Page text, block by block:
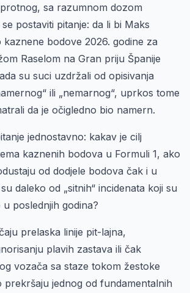
sa razumnom dozom
postaviti pitanje: da li bi Maks
kaznene bodove 2026. godine za
Raselom na Gran priju Španije
su suci uzdržali od opisivanja
ili „nemarnog“, uprkos tome
da je očigledno bio namern.
jednostavno: kakav je cilj
kaznenih bodova u Formuli 1, ako
od dodjele bodova čak i u
daleko od „sitnih“ incidenata koji su
u poslednjih godina?
prelaska linije pit-lajna,
plavih zastava ili čak
vozača sa staze tokom žestoke
prekršaju jednog od fundamentalnih